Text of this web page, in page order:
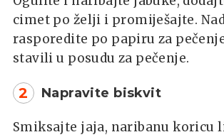
cimet po želji i promiješajte.
rasporedite po papiru za
stavili u posudu za pečenje.
2 Napravite biskvit
Smiksajte jaja, naribanu koricu